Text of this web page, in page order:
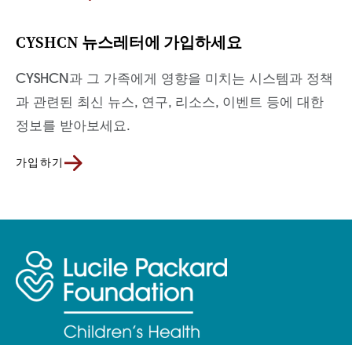
CYSHCN 뉴스레터에 가입하세요
CYSHCN과 그 가족에게 영향을 미치는 시스템과 정책
과 관련된 최신 뉴스, 연구, 리소스, 이벤트 등에 대한
정보를 받아보세요.
가입하기